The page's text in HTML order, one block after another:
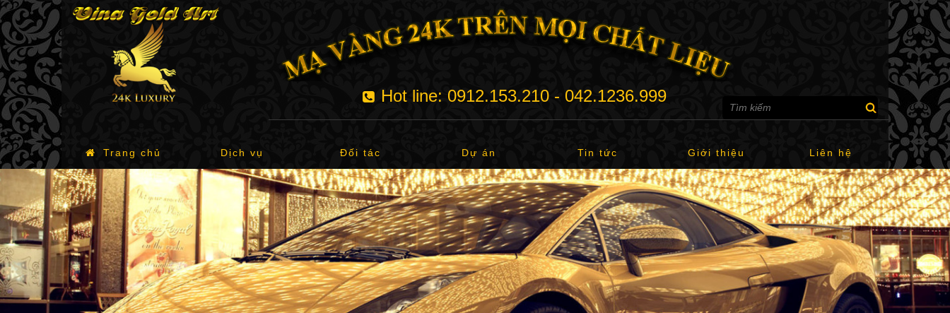
Hot line: 0912.153.210 - 042.1236.999
Trang chủ Dịch vụ Đối tác Dự án Tin tức Giới thiệu Liên hệ